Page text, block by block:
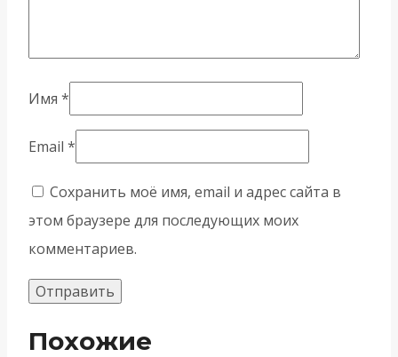
Имя *
Email *
Сохранить моё имя, email и адрес сайта в
этом браузере для последующих моих
комментариев.
Похожие